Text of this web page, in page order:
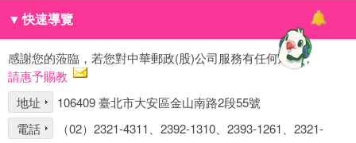
▼ 快速導覽
感謝您的蒞臨，若您對中華郵政(股)公司服務有任何建議，
請惠予賜教
地址
106409 臺北市大安區金山南路2段55號
電話
（02）2321-4311、2392-1310、2393-1261、2321-